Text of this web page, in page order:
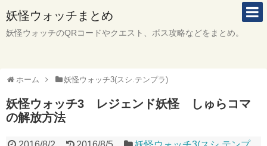
妖怪ウォッチまとめ
妖怪ウォッチのQRコードやクエスト、ボス攻略などをまとめ。
ホーム 妖怪ウォッチ3(スシ.テンプラ)
妖怪ウォッチ3 レジェンド妖怪 しゅらコマ
の解放方法